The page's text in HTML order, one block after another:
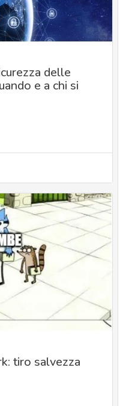
delle
e a chi si
tiro salvezza